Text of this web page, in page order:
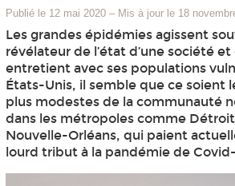
Publié le 12 mai 2020 – Mis à jour le 18
Les grandes épidémies agissent
révélateur de l’état d’une société
entretient avec ses populations
États-Unis, il semble que ce soient
plus modestes de la communauté
dans les métropoles comme
Nouvelle-Orléans, qui paient
lourd tribut à la pandémie de